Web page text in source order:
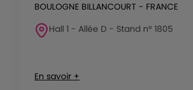
BOULOGNE BILLANCOURT - FRANCE
Hall 1 - Allée D - Stand n° 1805
En savoir +